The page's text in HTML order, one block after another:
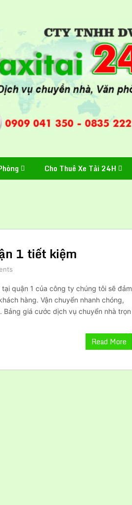
Cho Thuê Xe Tải 24H
1 tiết kiệm
quận 1 của công ty chúng tôi sẽ đảm
hàng. Vận chuyển nhanh chóng,
giá cước dịch vụ chuyển nhà trọn
Read More